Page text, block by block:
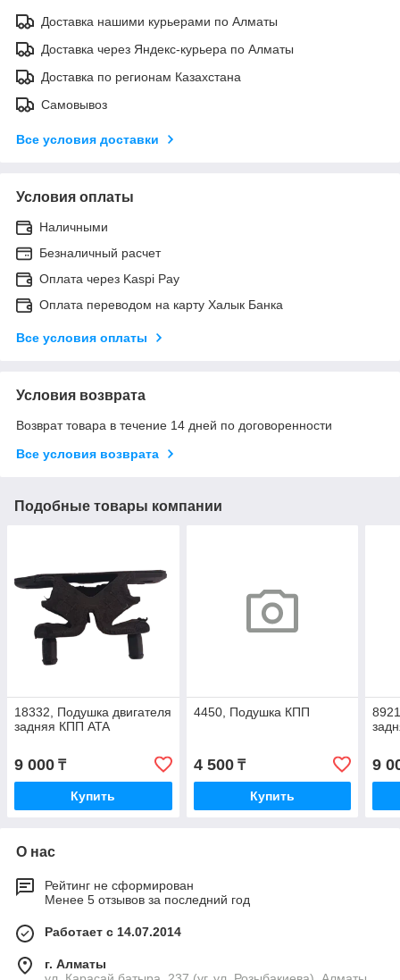
Доставка нашими курьерами по Алматы
Доставка через Яндекс-курьера по Алматы
Доставка по регионам Казахстана
Самовывоз
Все условия доставки
Условия оплаты
Наличными
Безналичный расчет
Оплата через Kaspi Pay
Оплата переводом на карту Халык Банка
Все условия оплаты
Условия возврата
Возврат товара в течение 14 дней по договоренности
Все условия возврата
Подобные товары компании
18332, Подушка двигателя
задняя КПП ATA
9 000 ₸
Купить
4450, Подушка КПП
4 500₸
Купить
9
О нас
Рейтинг не сформирован
Менее 5 отзывов за последний год
Работает с 14.07.2014
г. Алматы